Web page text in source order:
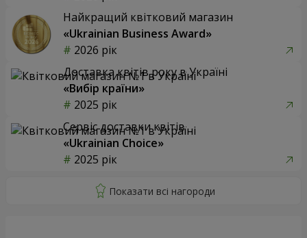
Найкращий квітковий магазин
«Ukrainian Business Award»
2026 рік
Доставка квітів року в Україні
«Вибір країни»
2025 рік
Сервіс доставки квітів
«Ukrainian Choice»
2025 рік